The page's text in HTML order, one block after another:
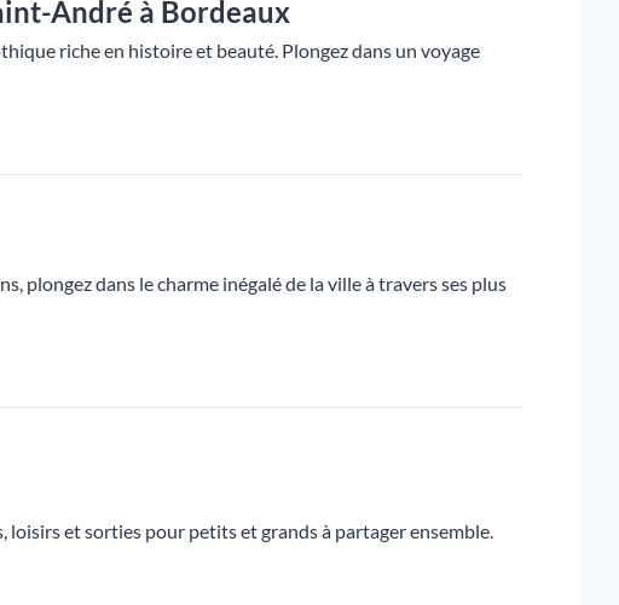
André à Bordeaux
riche en histoire et beauté. Plongez dans un voyage
plongez dans le charme inégalé de la ville à travers ses plus
loisirs et sorties pour petits et grands à partager ensemble.